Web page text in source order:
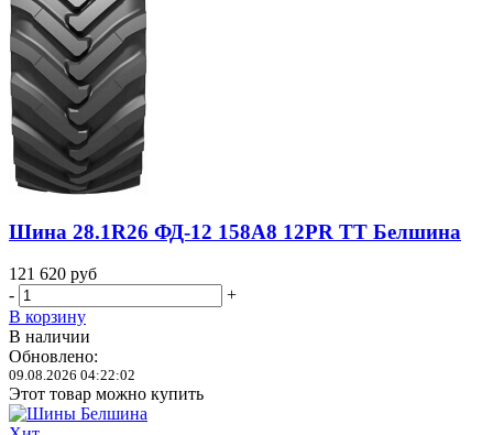
Шина 28.1R26 ФД-12 158A8 12PR TT Белшина
121 620 руб
-
+
В корзину
В наличии
Обновлено:
09.08.2026 04:22:02
Этот товар можно купить